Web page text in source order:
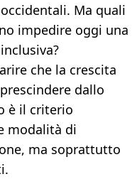
Ma quali
impedire oggi una
che la crescita
dallo
è il criterio
modalità di
ma soprattutto